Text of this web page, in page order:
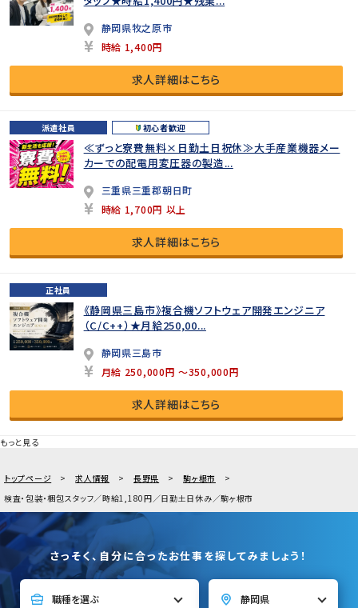
静岡県牧之原市
時給 1,400円
求人詳細はこちら
派遣社員 初心者歓迎
≪ずっと寮費無料×日勤土日祝休≫大手産業機器メー
カーでの配電用変圧器の製造...
三重県三重郡朝日町
時給 1,700円 以上
求人詳細はこちら
正社員
《静岡県三島市》複合機ソフトウェア開発エンジニア
（C/C++）★月給250,00...
静岡県三島市
月給 250,000円 ～350,000円
求人詳細はこちら
もっと見る
トップページ 求人情報 長野県
駒ヶ根市
検査・包装・梱包スタッフ／時給1,180円／日勤土日休み／駒ヶ根市
さっそく、自分に合ったお仕事を探してみましょう！